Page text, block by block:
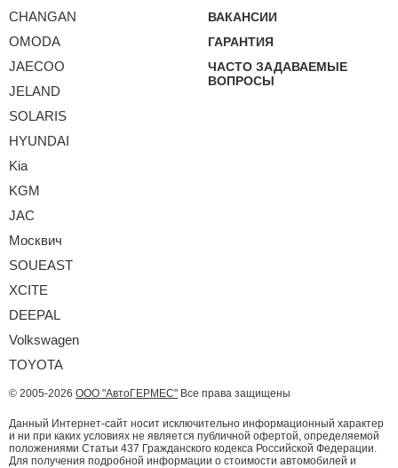
CHANGAN
OMODA
JAECOO
JELAND
SOLARIS
HYUNDAI
Kia
KGM
JAC
Москвич
SOUEAST
XCITE
DEEPAL
Volkswagen
TOYOTA
ВАКАНСИИ
ГАРАНТИЯ
ЧАСТО ЗАДАВАЕМЫЕ
ВОПРОСЫ
© 2005-2026 ООО "АвтоГЕРМЕС" Все права защищены
Данный Интернет-сайт носит исключительно информационный характер
и ни при каких условиях не является публичной офертой, определяемой
положениями Статьи 437 Гражданского кодекса Российской Федерации.
Для получения подробной информации о стоимости автомобилей и